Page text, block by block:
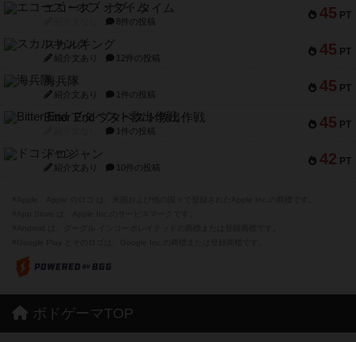
45 PT
エコーズ・オブ・タイム
8件の投稿
45 PT
スカルキング
紹介文あり 12件の投稿
45 PT
海兵隊
紹介文あり 1件の投稿
45 PT
Bitter End ブタペスト救出作戦
1件の投稿
42 PT
ドコジャン
紹介文あり 10件の投稿
ボドゲーマTOP